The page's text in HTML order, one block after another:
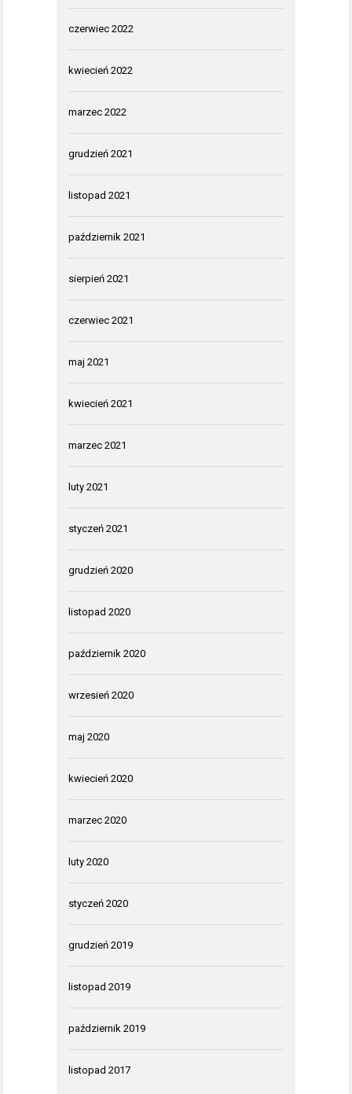
czerwiec 2022
kwiecień 2022
marzec 2022
grudzień 2021
listopad 2021
październik 2021
sierpień 2021
czerwiec 2021
maj 2021
kwiecień 2021
marzec 2021
luty 2021
styczeń 2021
grudzień 2020
listopad 2020
październik 2020
wrzesień 2020
maj 2020
kwiecień 2020
marzec 2020
luty 2020
styczeń 2020
grudzień 2019
listopad 2019
październik 2019
listopad 2017